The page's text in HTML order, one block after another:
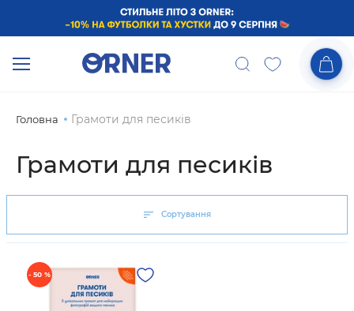
Головна Грамоти для песиків
Грамоти для песиків
Сортування
- 50 %